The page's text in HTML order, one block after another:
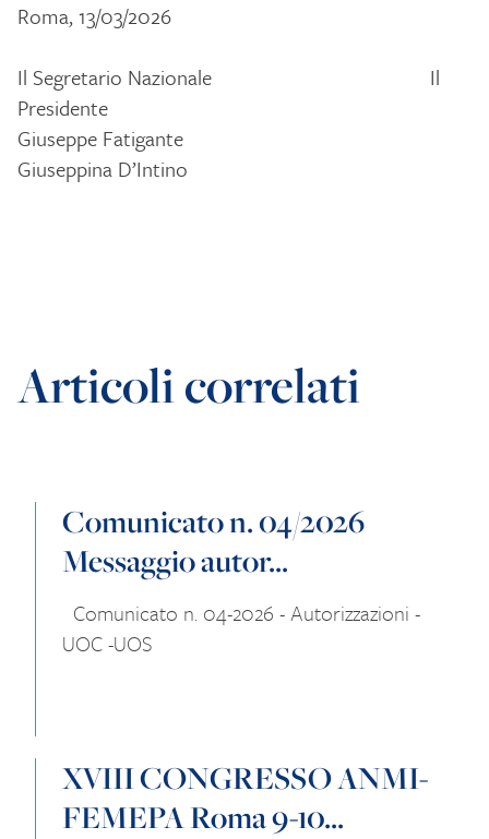
Roma, 13/03/2026
Il Segretario Nazionale Il
Presidente
Giuseppe Fatigante
Giuseppina D’Intino
Articoli correlati
Comunicato n. 04/2026
Messaggio autor...
Comunicato n. 04-2026 - Autorizzazioni -
UOC -UOS
XVIII CONGRESSO ANMI-
FEMEPA Roma 9-10...